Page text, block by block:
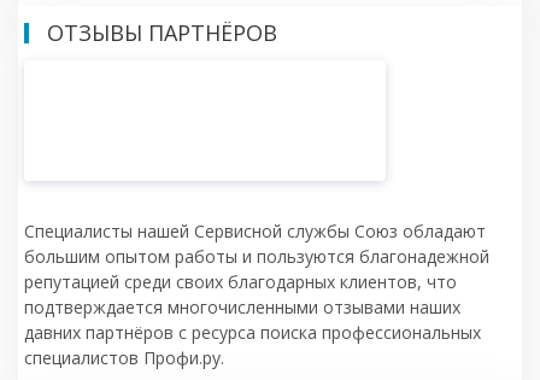
ОТЗЫВЫ ПАРТНЁРОВ
Специалисты нашей Сервисной службы Союз обладают
большим опытом работы и пользуются благонадежной
репутацией среди своих благодарных клиентов, что
подтверждается многочисленными отзывами наших
давних партнёров с ресурса поиска профессиональных
специалистов Профи.ру.